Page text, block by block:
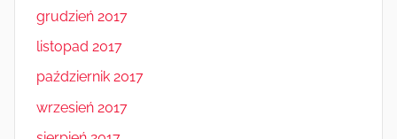
grudzień 2017
listopad 2017
październik 2017
wrzesień 2017